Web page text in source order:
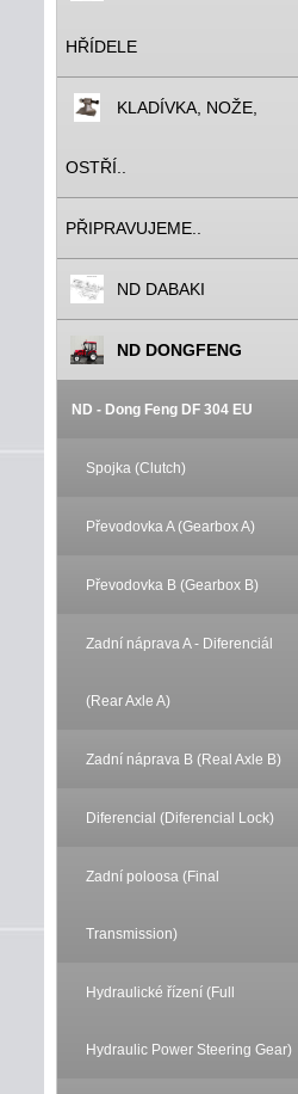
HŘÍDELE
KLADÍVKA, NOŽE,
OSTŘÍ..
PŘIPRAVUJEME..
ND DABAKI
ND DONGFENG
ND - Dong Feng DF 304 EU
Spojka (Clutch)
Převodovka A (Gearbox A)
Převodovka B (Gearbox B)
Zadní náprava A - Diferenciál
(Rear Axle A)
Zadní náprava B (Real Axle B)
Diferencial (Diferencial Lock)
Zadní poloosa (Final
Transmission)
Hydraulické řízení (Full
Hydraulic Power Steering Gear)